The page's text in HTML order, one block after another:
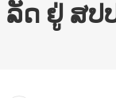
ລັດ ຢູ່ ສປ